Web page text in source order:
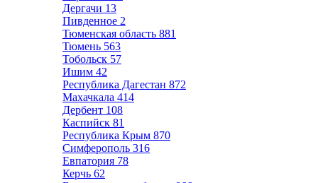
Дергачи 13
Пивденное 2
Тюменская область 881
Тюмень 563
Тобольск 57
Ишим 42
Республика Дагестан 872
Махачкала 414
Дербент 108
Каспийск 81
Республика Крым 870
Симферополь 316
Евпатория 78
Керчь 62